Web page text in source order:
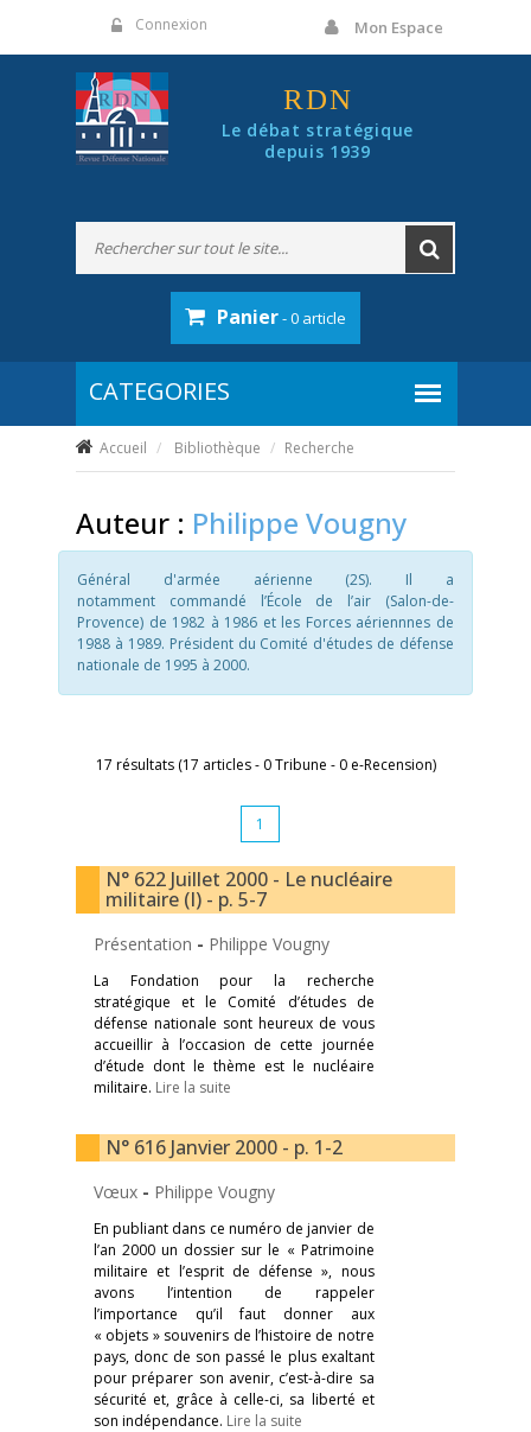
Connexion Mon Espace
RDN
Le débat stratégique
depuis 1939
Panier- 0 article
Accueil Bibliothèque Recherche
Auteur : Philippe Vougny
Général d'armée aérienne (2S). Il a
notamment commandé l’École de l’air (Salon-de-
Provence) de 1982 à 1986 et les Forces aériennnes de
1988 à 1989. Président du Comité d'études de défense
nationale de 1995 à 2000.
17 résultats (17 articles - 0 Tribune - 0 e-Recension)
1
N° 622 Juillet 2000 - Le nucléaire
militaire (I) - p. 5-7
Présentation - Philippe Vougny
La Fondation pour la recherche
stratégique et le Comité d’études de
défense nationale sont heureux de vous
accueillir à l’occasion de cette journée
d’étude dont le thème est le nucléaire
militaire. Lire la suite
N° 616 Janvier 2000 - p. 1-2
Vœux - Philippe Vougny
En publiant dans ce numéro de janvier de
l’an 2000 un dossier sur le « Patrimoine
militaire et l’esprit de défense », nous
avons l’intention de rappeler
l’importance qu’il faut donner aux
« objets » souvenirs de l’histoire de notre
pays, donc de son passé le plus exaltant
pour préparer son avenir, c’est-à-dire sa
sécurité et, grâce à celle-ci, sa liberté et
son indépendance. Lire la suite